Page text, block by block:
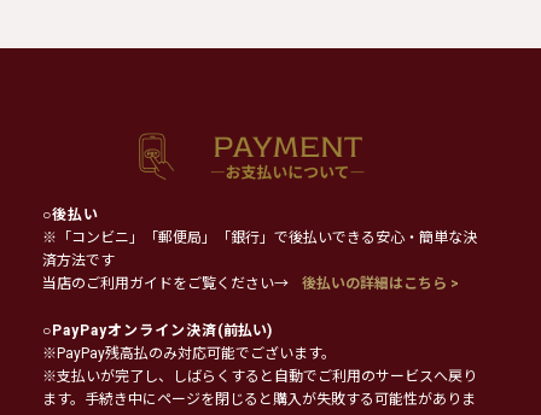
○後払い
※「コンビニ」「郵便局」「銀行」で後払いできる安心・簡単な決
済方法です
当店のご利用ガイドをご覧ください→
後払いの詳細はこちら >
○PayPayオンライン決済(前払い)
※PayPay残高払のみ対応可能でございます。
※支払いが完了し、しばらくすると自動でご利用のサービスへ戻り
ます。手続き中にページを閉じると購入が失敗する可能性がありま